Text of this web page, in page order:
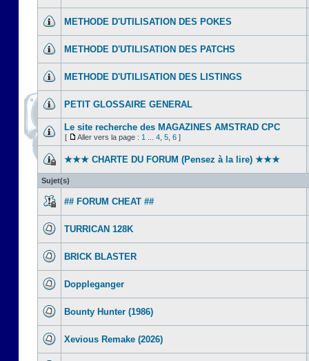
METHODE D'UTILISATION DES POKES
METHODE D'UTILISATION DES PATCHS
METHODE D'UTILISATION DES LISTINGS
PETIT GLOSSAIRE GENERAL
Le site recherche des MAGAZINES AMSTRAD CPC
[ Aller vers la page : 1 4 5 6 ]
★★★ CHARTE DU FORUM (Pensez à la lire) ★★★
Sujet(s)
## FORUM CHEAT ##
TURRICAN 128K
BRICK BLASTER
Doppleganger
Bounty Hunter (1986)
Xevious Remake (2026)